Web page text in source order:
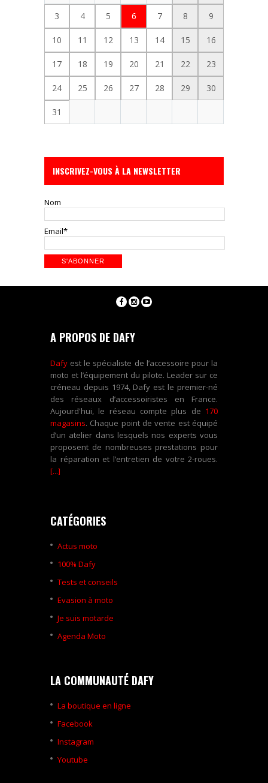
3 4 5 6 7 8 9
10 11 12 13 14 15 16
17 18 19 20 21 22 23
24 25 26 27 28 29 30
31
INSCRIVEZ-VOUS À LA NEWSLETTER
Nom
Email*
A PROPOS DE DAFY
Dafy est le spécialiste de l’accessoire pour la
moto et l’équipement du pilote. Leader sur ce
créneau depuis 1974, Dafy est le premier-né
des réseaux d’accessoiristes en France.
Aujourd'hui, le réseau compte plus de 170
magasins. Chaque point de vente est équipé
d’un atelier dans lesquels nos experts vous
proposent de nombreuses prestations pour
la réparation et l’entretien de votre 2-roues.
[...]
CATÉGORIES
Actus moto
100% Dafy
Tests et conseils
Evasion à moto
Je suis motarde
Agenda Moto
LA COMMUNAUTÉ DAFY
La boutique en ligne
Facebook
Instagram
Youtube